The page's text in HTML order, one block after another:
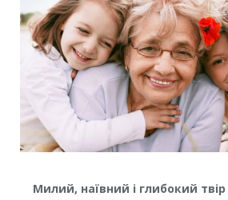
Милий, наївний і глибокий